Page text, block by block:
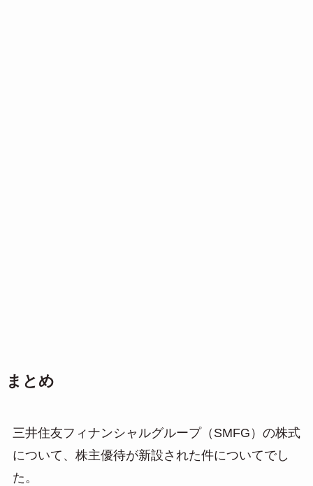
まとめ
三井住友フィナンシャルグループ（SMFG）の株式
について、株主優待が新設された件についてでし
た。